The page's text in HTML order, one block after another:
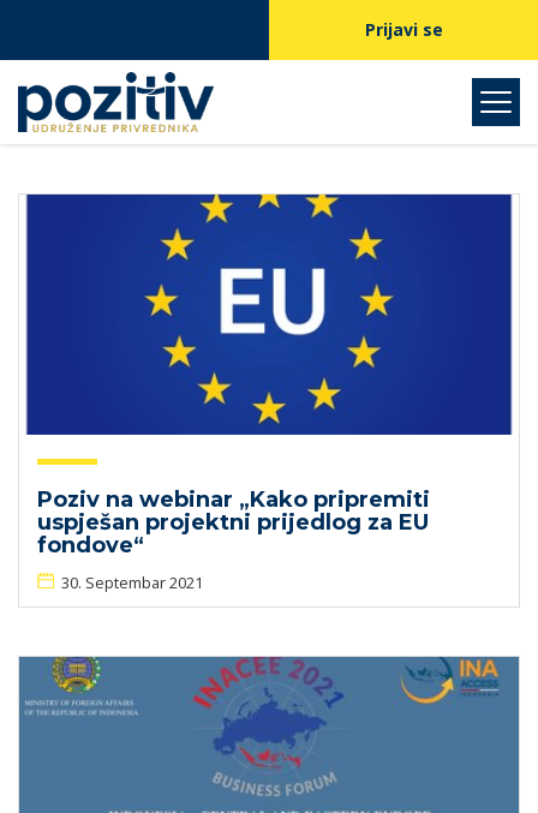
Prijavi se
Poziv na webinar „Kako pripremiti
uspješan projektni prijedlog za EU
fondove“
30. Septembar 2021